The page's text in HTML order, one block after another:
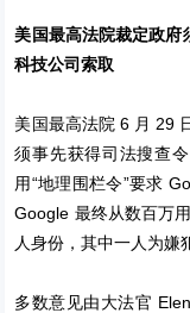
美国最高法院裁定政府
科技公司索取
美国最高法院 6 月 29
须事先获得司法搜查
用“地理围栏令”要求
Google 最终从数百万
人身份，其中一人为嫌
多数意见由大法官